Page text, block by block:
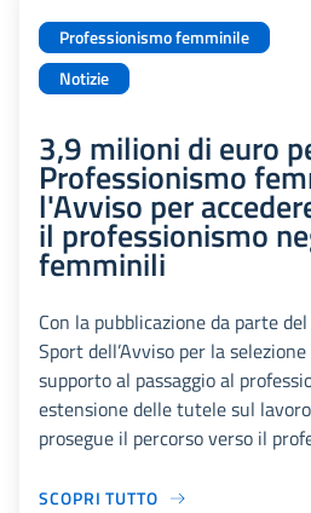
Professionismo femminile
Notizie
3,9 milioni di euro
Professionismo
l'Avviso per
il professionismo
femminili
Con la pubblicazione da parte
Sport dell’Avviso per la
supporto al passaggio al
estensione delle tutele sul
prosegue il percorso verso il
SCOPRI TUTTO